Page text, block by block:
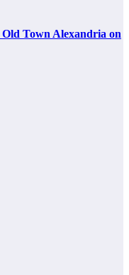
Town Alexandria on